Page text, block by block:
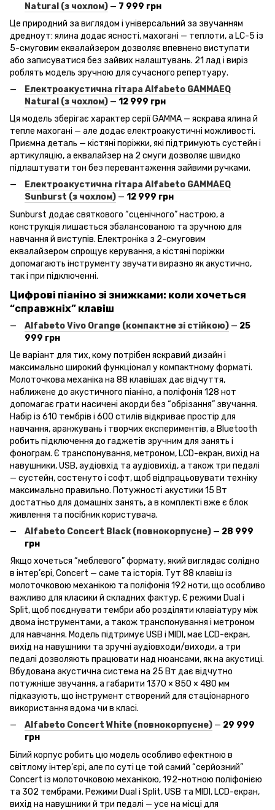
Natural (з чохлом) — 7 999 грн
Це природний за виглядом і універсальний за звучанням
дредноут: ялина додає ясності, махогані — теплоти, а LC-5 із
5-смуговим еквалайзером дозволяє впевнено виступати
або записуватися без зайвих налаштувань. 21 лад і виріз
роблять модель зручною для сучасного репертуару.
Електроакустична гітара Alfabeto GAMMAEQ
Natural (з чохлом) — 12 999 грн
Ця модель зберігає характер серії GAMMA — яскрава ялина й
тепле махогані — але додає електроакустичні можливості.
Приємна деталь — кістяні поріжки, які підтримують сустейн і
артикуляцію, а еквалайзер на 2 смуги дозволяє швидко
підлаштувати тон без перевантаження зайвими ручками.
Електроакустична гітара Alfabeto GAMMAEQ
Sunburst (з чохлом) — 12 999 грн
Sunburst додає святкового “сценічного” настрою, а
конструкція лишається збалансованою та зручною для
навчання й виступів. Електроніка з 2-смуговим
еквалайзером спрощує керування, а кістяні поріжки
допомагають інструменту звучати виразно як акустично,
так і при підключенні.
Цифрові піаніно зі знижками: коли хочеться
“справжніх” клавіш
AlfabetoVivo Orange (компактне зі стійкою) — 25
999 грн
Це варіант для тих, кому потрібен яскравий дизайн і
максимально широкий функціонал у компактному форматі.
Молоточкова механіка на 88 клавішах дає відчуття,
наближене до акустичного піаніно, а поліфонія 128 нот
допомагає грати насичені акорди без “обрізання” звучання.
Набір із 610 тембрів і 600 стилів відкриває простір для
навчання, аранжувань і творчих експериментів, а Bluetooth
робить підключення до гаджетів зручним для занять і
фонограм. Є транспонування, метроном, LCD-екран, вихід на
навушники, USB, аудіовхід та аудіовихід, а також три педалі
— сустейн, состенуто і софт, щоб відпрацьовувати техніку
максимально правильно. Потужності акустики 15 Вт
достатньо для домашніх занять, а в комплекті вже є блок
живлення та посібник користувача.
Alfabeto Concert Black(повнокорпусне) — 28 999
грн
Якщо хочеться “меблевого” формату, який виглядає солідно
в інтер’єрі, Concert — саме та історія. Тут 88 клавіш із
молоточковою механікою та поліфонія 192 ноти, що особливо
важливо для класики й складних фактур. Є режими Dual і
Split, щоб поєднувати тембри або розділяти клавіатуру між
двома інструментами, а також транспонування і метроном
для навчання. Модель підтримує USB і MIDI, має LCD-екран,
вихід на навушники та зручні аудіовходи/виходи, а три
педалі дозволяють працювати над нюансами, як на акустиці.
Вбудована акустична система на 25 Вт дає відчутно
потужніше звучання, а габарити 1370 × 850 × 480 мм
підказують, що інструмент створений для стаціонарного
використання вдома чи в класі.
Alfabeto Concert White (повнокорпусне) — 29 999
грн
Білий корпус робить цю модель особливо ефектною в
світлому інтер’єрі, але по суті це той самий “серйозний”
Concert із молоточковою механікою, 192-нотною поліфонією
та 302 тембрами. Режими Dual і Split, USB та MIDI, LCD-екран,
вихід на навушники й три педалі — усе на місці для